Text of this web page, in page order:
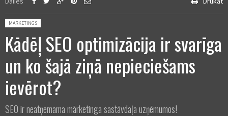
Posted in:
MĀRKETINGS
Kādēļ SEO optimizācija ir svarīga
un ko šajā ziņā nepieciešams
ievērot?
SEO ir neatņemama mārketinga sastāvdaļa uzņēmumos!